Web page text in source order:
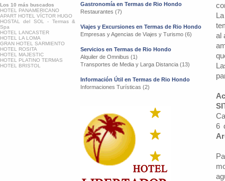
Los 10 más buscados
HOTEL PANAMERICANO
APART HOTEL VÍCTOR HUGO
HOSTAL del SOL - Termas &
Spa
HOTEL LANCASTER
HOTEL LA LOMA
GRAN HOTEL SARMIENTO
HOTEL ROSITA
HOTEL MAJESTIC
HOTEL PLATINO TERMAS
HOTEL BRISTOL
Gastronomía en Termas de Rio Hondo
Restaurantes (7)
Viajes y Excursiones en Termas de Rio Hondo
Empresas y Agencias de Viajes y Turismo (6)
Servicios en Termas de Rio Hondo
Alquiler de Omnibus (1)
Transportes de Media y Larga Distancia (13)
Información Útil en Termas de Rio Hondo
Informaciones Turísticas (2)
al
6